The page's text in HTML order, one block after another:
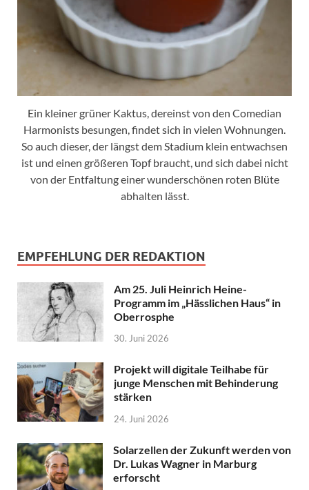
Ein kleiner grüner Kaktus, dereinst von den Comedian
Harmonists besungen, findet sich in vielen Wohnungen.
So auch dieser, der längst dem Stadium klein entwachsen
ist und einen größeren Topf braucht, und sich dabei nicht
von der Entfaltung einer wunderschönen roten Blüte
abhalten lässt.
EMPFEHLUNG DER REDAKTION
Am 25. Juli Heinrich Heine-
Programm im „Hässlichen Haus“ in
Oberrosphe
30. Juni 2026
Projekt will digitale Teilhabe für
junge Menschen mit Behinderung
stärken
24. Juni 2026
Solarzellen der Zukunft werden von
Dr. Lukas Wagner in Marburg
erforscht